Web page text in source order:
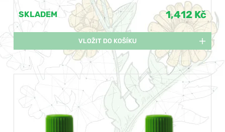
SKLADEM 1,412 Kč
VLOŽIT DO KOŠÍKU